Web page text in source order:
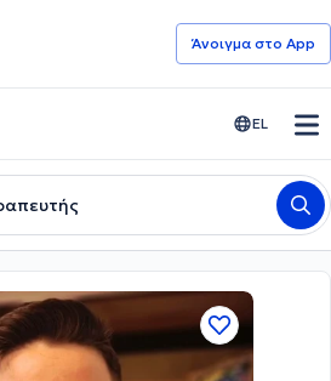
Άνοιγμα στο App
EL